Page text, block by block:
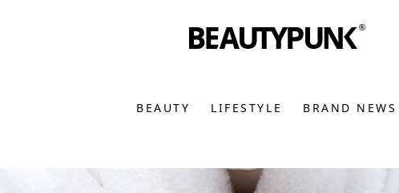
BEAUTY LIFESTYLE BRAND NEWS